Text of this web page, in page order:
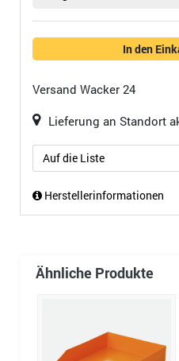
In den
Versand Wacker 24
Lieferung an Standort
Auf die Liste
Herstellerinformationen
Ähnliche Produkte